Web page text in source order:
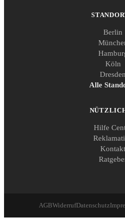
Berlin
Köln
Dresden
Alle
Hilfe
Kontakt
AGBWiderrufDatenschutz